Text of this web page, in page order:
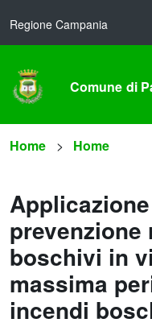
Regione Campania
Comune di
Home Home
boschivi in
massima
incendi